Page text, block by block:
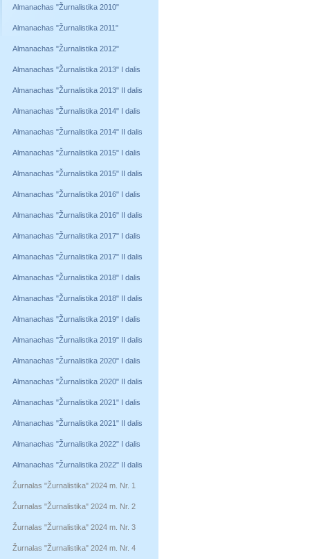
Almanachas "Žurnalistika 2010"
Almanachas "Žurnalistika 2011"
Almanachas "Žurnalistika 2012"
Almanachas "Žurnalistika 2013" I dalis
Almanachas "Žurnalistika 2013" II dalis
Almanachas "Žurnalistika 2014" I dalis
Almanachas "Žurnalistika 2014" II dalis
Almanachas "Žurnalistika 2015" I dalis
Almanachas "Žurnalistika 2015" II dalis
Almanachas "Žurnalistika 2016" I dalis
Almanachas "Žurnalistika 2016" II dalis
Almanachas "Žurnalistika 2017" I dalis
Almanachas "Žurnalistika 2017" II dalis
Almanachas "Žurnalistika 2018" I dalis
Almanachas "Žurnalistika 2018" II dalis
Almanachas "Žurnalistika 2019" I dalis
Almanachas "Žurnalistika 2019" II dalis
Almanachas "Žurnalistika 2020" I dalis
Almanachas "Žurnalistika 2020" II dalis
Almanachas "Žurnalistika 2021" I dalis
Almanachas "Žurnalistika 2021" II dalis
Almanachas "Žurnalistika 2022" I dalis
Almanachas "Žurnalistika 2022" II dalis
Žurnalas "Žurnalistika" 2024 m. Nr. 1
Žurnalas "Žurnalistika" 2024 m. Nr. 2
Žurnalas "Žurnalistika" 2024 m. Nr. 3
Žurnalas "Žurnalistika" 2024 m. Nr. 4